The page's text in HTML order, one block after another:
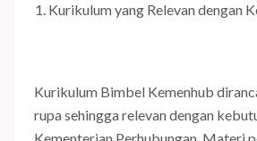
Kurikulum yang Relevan dengan
Kurikulum Bimbel Kemenhub
rupa sehingga relevan dengan